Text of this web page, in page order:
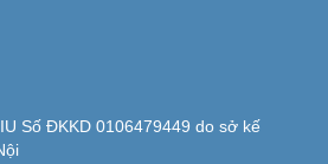
Số ĐKKD 0106479449 do sở kế